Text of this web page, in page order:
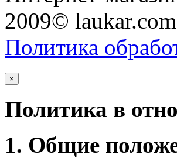
2009© laukar.com
Политика
×
Политика в
1. Общие